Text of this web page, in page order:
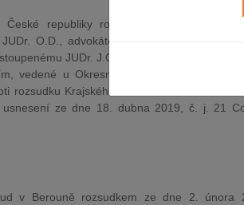
České republiky rozhodl v právní věci
O.D., advokátem, se sídlem v P., proti
JUDr. J.O., advokátem, se sídlem
vedené u Okresního soudu v Berouně
rozsudku Krajského soudu v Praze ze dne
ze dne 18. dubna 2019, č. j. 21
v Berouně rozsudkem ze dne 2. února